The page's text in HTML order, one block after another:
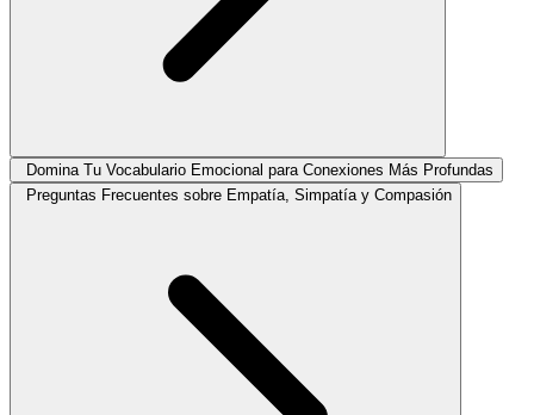
Domina Tu Vocabulario Emocional para Conexiones Más Profundas
Preguntas Frecuentes sobre Empatía, Simpatía y Compasión